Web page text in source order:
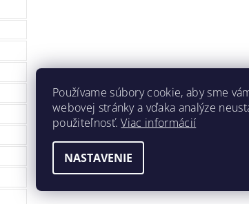
Používame súbory cookie, aby sme
webovej stránky a vďaka analýze
použiteľnosť.Viac informácií
NASTAVENIE